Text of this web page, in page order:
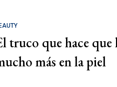
truco que hace que
más en la piel